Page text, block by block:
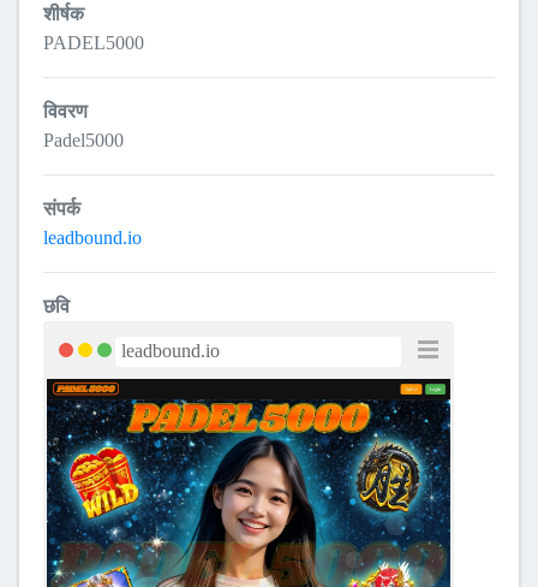
शीर्षक
PADEL5000
विवरण
Padel5000
संपर्क
leadbound.io
छवि